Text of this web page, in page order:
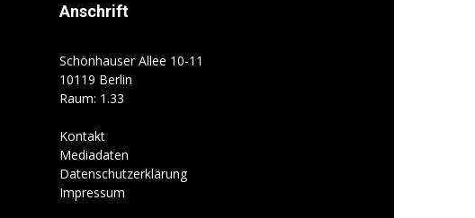
Anschrift
Schönhauser Allee 10-11
10119 Berlin
Raum: 1.33
Kontakt
Mediadaten
Datenschutzerklärung
Impressum